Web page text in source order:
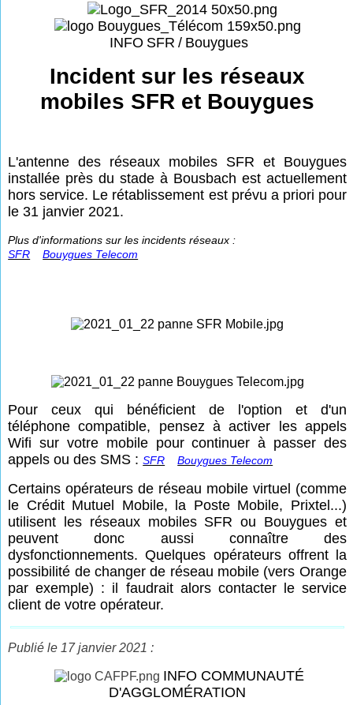
INFO SFR / Bouygues
Incident sur les réseaux
mobiles SFR et Bouygues
L'antenne des réseaux mobiles SFR et Bouygues
installée près du stade à Bousbach est actuellement
hors service. Le rétablissement est prévu a priori pour
le 31 janvier 2021.
Plus d'informations sur les incidents réseaux :
SFR
Bouygues Telecom
Pour ceux qui bénéficient de l'option et d'un
téléphone compatible, pensez à activer les appels
Wifi sur votre mobile pour continuer à passer des
appels ou des SMS :SFR Bouygues Telecom
Certains opérateurs de réseau mobile virtuel (comme
le Crédit Mutuel Mobile, la Poste Mobile, Prixtel...)
utilisent les réseaux mobiles SFR ou Bouygues et
peuvent donc aussi connaître des
dysfonctionnements. Quelques opérateurs offrent la
possibilité de changer de réseau mobile (vers Orange
par exemple) : il faudrait alors contacter le service
client de votre opérateur.
Publié le 17 janvier 2021 :
INFO COMMUNAUTÉ
D'AGGLOMÉRATION